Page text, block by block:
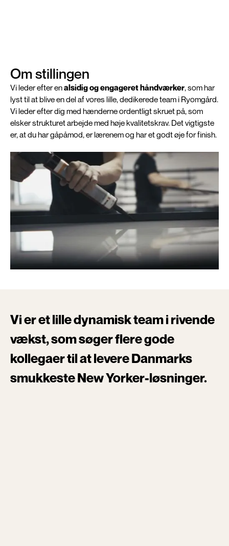
Om stillingen
Vi leder efter enalsidig og engageret håndværker, som har
lyst til at blive en del af vores lille, dedikerede team i Ryomgård.
Vi leder efter dig med hænderne ordentligt skruet på, som
elsker strukturet arbejde med høje kvalitetskrav. Det vigtigste
er, at du har gåpåmod, er lærenem og har et godt øje for finish.
Vieretlilledynamiskteamirivende
vækst,somsøgerfleregode
kollegaertilatlevereDanmarks
smukkesteNewYorker-løsninger.